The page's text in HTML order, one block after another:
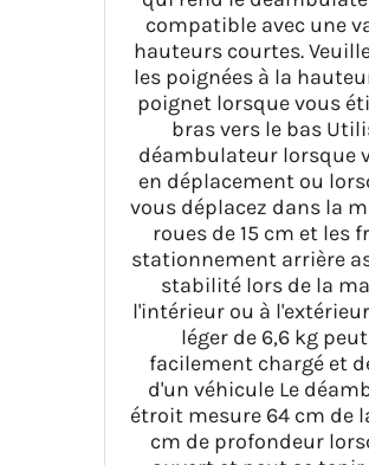
compatible avec une
hauteurs courtes.
les poignées à la
poignet lorsque vous
bras vers le bas
déambulateur lorsque
en déplacement ou
vous déplacez dans la
roues de 15 cm et les
stationnement arrière
stabilité lors de la
l'intérieur ou à
léger de 6,6 kg
facilement chargé et
d'un véhicule Le
étroit mesure 64 cm de
cm de profondeur